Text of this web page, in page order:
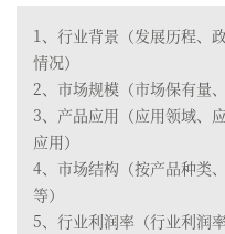
1、行业背景（发展历程、
情况）
2、市场规模（市场保有量
3、产品应用（应用领域、
应用）
4、市场结构（按产品种类
等）
5、行业利润率（行业利润